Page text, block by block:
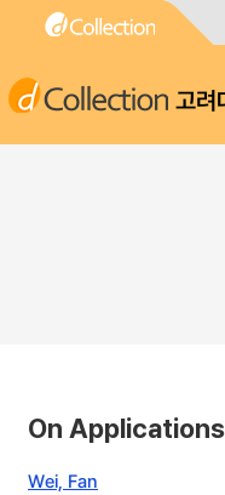
고려
On
Wei, Fan